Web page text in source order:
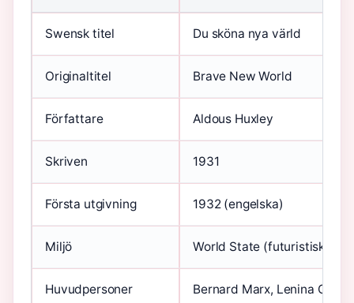
Swensk titel Du sköna nya värld
Originaltitel Brave New World
Författare Aldous Huxley
Skriven 1931
Första utgivning 1932 (engelska)
Miljö World State (futuristiskt)
Huvudpersoner Bernard Marx, Lenina